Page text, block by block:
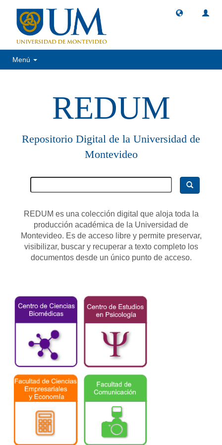
Menú
REDUM
Repositorio Digital de la Universidad de
Montevideo
REDUM es una colección digital que aloja toda la
producción académica de la Universidad de
Montevideo. Es de acceso libre y permite preservar,
visibilizar, buscar y recuperar a texto completo los
documentos desde un único punto de acceso.